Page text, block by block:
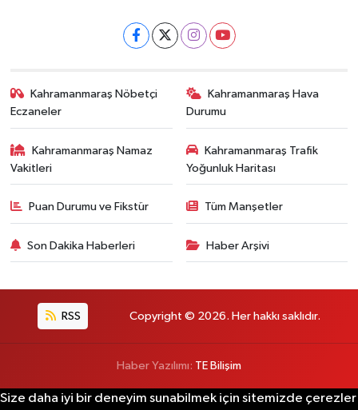
Kahramanmaraş Nöbetçi
Eczaneler
Kahramanmaraş Hava
Durumu
Kahramanmaraş Namaz
Vakitleri
Kahramanmaraş Trafik
Yoğunluk Haritası
Puan Durumu ve Fikstür Tüm Manşetler
Son Dakika Haberleri Haber Arşivi
RSS Copyright © 2026. Her hakkı saklıdır.
Haber Yazılımı: TE Bilişim
Size daha iyi bir deneyim sunabilmek için sitemizde çerezler